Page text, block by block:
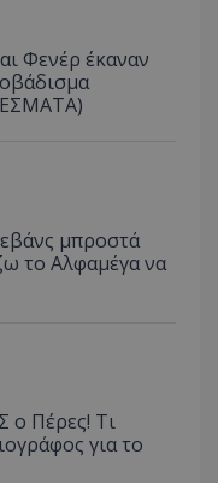
Φενέρ έκαναν
μπροστά
το Αλφαμέγα να
ο Πέρες! Τι
για το